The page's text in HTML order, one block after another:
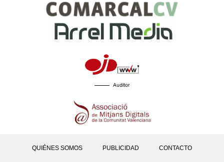
Auditor
QUIÉNES SOMOS PUBLICIDAD CONTACTO